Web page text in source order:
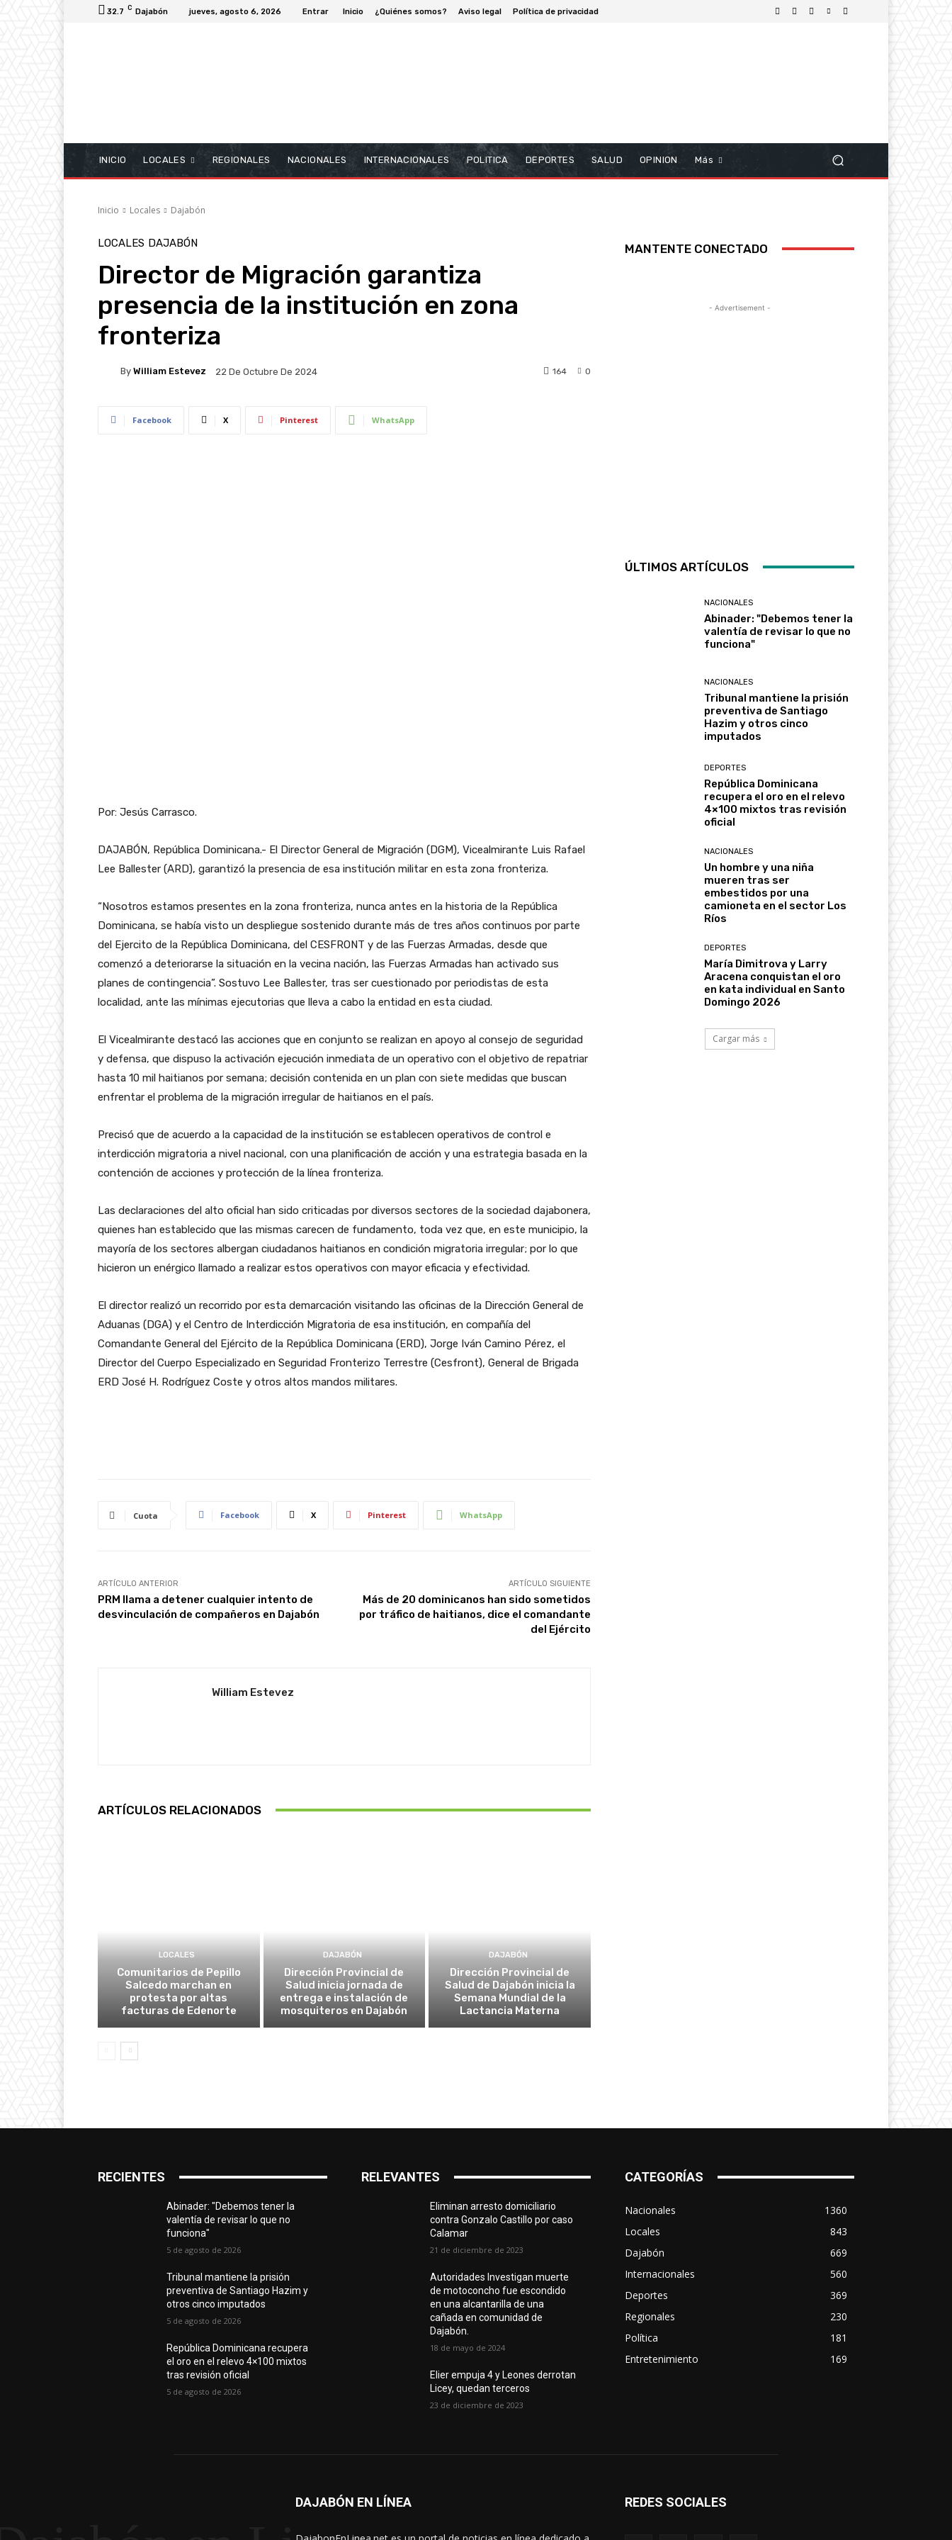
32.7 C Dajabón jueves, agosto 6, 2026 Entrar Inicio ¿Quiénes somos? Aviso legal Política de privacidad
INICIO LOCALES REGIONALES NACIONALES INTERNACIONALES POLITICA DEPORTES SALUD OPINION Más
Inicio Locales Dajabón
LOCALES DAJABÓN
Director de Migración garantiza
presencia de la institución en zona
fronteriza
By William Estevez 22 De Octubre De 2024 0
164
Facebook X Pinterest WhatsApp
Por: Jesús Carrasco.
DAJABÓN, República Dominicana.- El Director General de Migración (DGM), Vicealmirante Luis Rafael
Lee Ballester (ARD), garantizó la presencia de esa institución militar en esta zona fronteriza.
“Nosotros estamos presentes en la zona fronteriza, nunca antes en la historia de la República
Dominicana, se había visto un despliegue sostenido durante más de tres años continuos por parte
del Ejercito de la República Dominicana, del CESFRONT y de las Fuerzas Armadas, desde que
comenzó a deteriorarse la situación en la vecina nación, las Fuerzas Armadas han activado sus
planes de contingencia”. Sostuvo Lee Ballester, tras ser cuestionado por periodistas de esta
localidad, ante las mínimas ejecutorias que lleva a cabo la entidad en esta ciudad.
El Vicealmirante destacó las acciones que en conjunto se realizan en apoyo al consejo de seguridad
y defensa, que dispuso la activación ejecución inmediata de un operativo con el objetivo de repatriar
hasta 10 mil haitianos por semana; decisión contenida en un plan con siete medidas que buscan
enfrentar el problema de la migración irregular de haitianos en el país.
Precisó que de acuerdo a la capacidad de la institución se establecen operativos de control e
interdicción migratoria a nivel nacional, con una planificación de acción y una estrategia basada en la
contención de acciones y protección de la línea fronteriza.
Las declaraciones del alto oficial han sido criticadas por diversos sectores de la sociedad dajabonera,
quienes han establecido que las mismas carecen de fundamento, toda vez que, en este municipio, la
mayoría de los sectores albergan ciudadanos haitianos en condición migratoria irregular; por lo que
hicieron un enérgico llamado a realizar estos operativos con mayor eficacia y efectividad.
El director realizó un recorrido por esta demarcación visitando las oficinas de la Dirección General de
Aduanas (DGA) y el Centro de Interdicción Migratoria de esa institución, en compañía del
Comandante General del Ejército de la República Dominicana (ERD), Jorge Iván Camino Pérez, el
Director del Cuerpo Especializado en Seguridad Fronterizo Terrestre (Cesfront), General de Brigada
ERD José H. Rodríguez Coste y otros altos mandos militares.
Cuota Facebook X Pinterest WhatsApp
ARTÍCULO ANTERIOR
PRM llama a detener cualquier intento de
desvinculación de compañeros en Dajabón
ARTÍCULO SIGUIENTE
Más de 20 dominicanos han sido sometidos
por tráfico de haitianos, dice el comandante
del Ejército
William Estevez
ARTÍCULOS RELACIONADOS
LOCALES
Comunitarios de Pepillo
Salcedo marchan en
protesta por altas
facturas de Edenorte
DAJABÓN
Dirección Provincial de
Salud inicia jornada de
entrega e instalación de
mosquiteros en Dajabón
DAJABÓN
Dirección Provincial de
Salud de Dajabón inicia la
Semana Mundial de la
Lactancia Materna
MANTENTE CONECTADO
- Advertisement -
ÚLTIMOS ARTÍCULOS
NACIONALES
Abinader: "Debemos tener la
valentía de revisar lo que no
funciona"
NACIONALES
Tribunal mantiene la prisión
preventiva de Santiago
Hazim y otros cinco
imputados
DEPORTES
República Dominicana
recupera el oro en el relevo
4×100 mixtos tras revisión
oficial
NACIONALES
Un hombre y una niña
mueren tras ser
embestidos por una
camioneta en el sector Los
Ríos
DEPORTES
María Dimitrova y Larry
Aracena conquistan el oro
en kata individual en Santo
Domingo 2026
Cargar más
RECIENTES
Abinader: "Debemos tener la
valentía de revisar lo que no
funciona"
5 de agosto de 2026
Tribunal mantiene la prisión
preventiva de Santiago Hazim y
otros cinco imputados
5 de agosto de 2026
República Dominicana recupera
el oro en el relevo 4×100 mixtos
tras revisión oficial
5 de agosto de 2026
RELEVANTES
Eliminan arresto domiciliario
contra Gonzalo Castillo por caso
Calamar
21 de diciembre de 2023
Autoridades Investigan muerte
de motoconcho fue escondido
en una alcantarilla de una
cañada en comunidad de
Dajabón.
18 de mayo de 2024
Elier empuja 4 y Leones derrotan
Licey, quedan terceros
23 de diciembre de 2023
CATEGORÍAS
Nacionales
1360
Locales
843
Dajabón
669
Internacionales
560
Deportes
369
Regionales
230
Política
181
Entretenimiento
169
DAJABÓN EN LÍNEA REDES SOCIALES